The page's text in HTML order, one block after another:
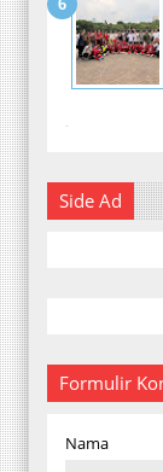
-
Side Ad
Formulir
Nama